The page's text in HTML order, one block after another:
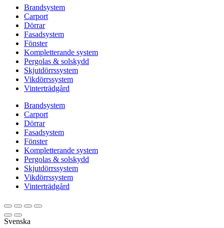
Brandsystem
Carport
Dörrar
Fasadsystem
Fönster
Kompletterande system
Pergolas & solskydd
Skjutdörrssystem
Vikdörrssystem
Vinterträdgård
Brandsystem
Carport
Dörrar
Fasadsystem
Fönster
Kompletterande system
Pergolas & solskydd
Skjutdörrssystem
Vikdörrssystem
Vinterträdgård
Svenska